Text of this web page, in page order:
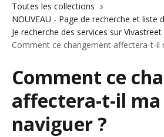
Toutes les collections
NOUVEAU - Page de recherche et liste
Je recherche des services sur Vivastreet
Comment ce changement affectera-t-il
Comment ce
affectera-t-il ma
naviguer ?